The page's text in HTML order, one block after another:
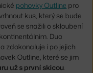
pohovky Outline pro
kus, který se bude
se snažili o skloubení
Duo
zdokonaluje i po jejich
Outline, které se jim
už s první skicou.